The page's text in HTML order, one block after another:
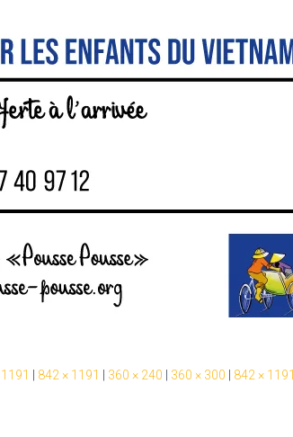
842 × 1191 360 × 240 360 × 300 842 × 1191